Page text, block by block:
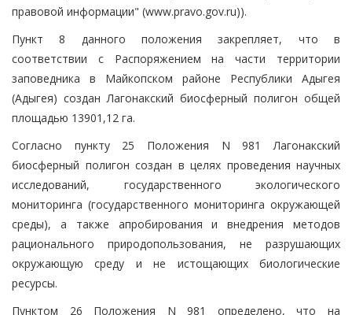
правовой информации" (www.pravo.gov.ru)).
Пункт 8 данного положения закрепляет, что в
соответствии с Распоряжением на части территории
заповедника в Майкопском районе Республики Адыгея
(Адыгея) создан Лагонакский биосферный полигон общей
площадью 13901,12 га.
Согласно пункту 25 Положения N 981 Лагонакский
биосферный полигон создан в целях проведения научных
исследований, государственного экологического
мониторинга (государственного мониторинга окружающей
среды), а также апробирования и внедрения методов
рационального природопользования, не разрушающих
окружающую среду и не истощающих биологические
ресурсы.
Пунктом 26 Положения N 981 определено, что на